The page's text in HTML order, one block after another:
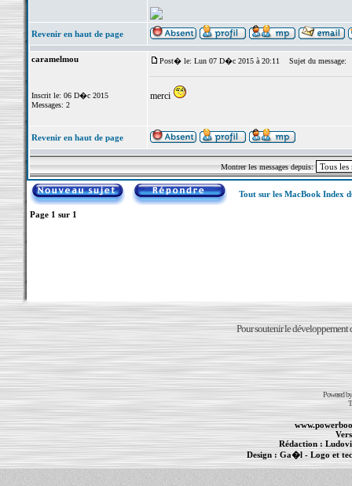
Revenir en haut de page
caramelmou
Inscrit le: 06 D�c 2015
Messages: 2
Post� le: Lun 07 D�c 2015 à 20:11 Sujet du message:
merci
Revenir en haut de page
Montrer les messages depuis:
Tout sur les MacBook Index
Page 1 sur 1
Pour soutenir le développement
Powered
Rédaction :
Design :Ga�l- Logo et
Informations : MacBook Pro-